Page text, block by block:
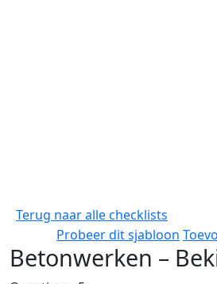
Terug naar alle checklists
Probeer dit sjabloon
Betonwerken –